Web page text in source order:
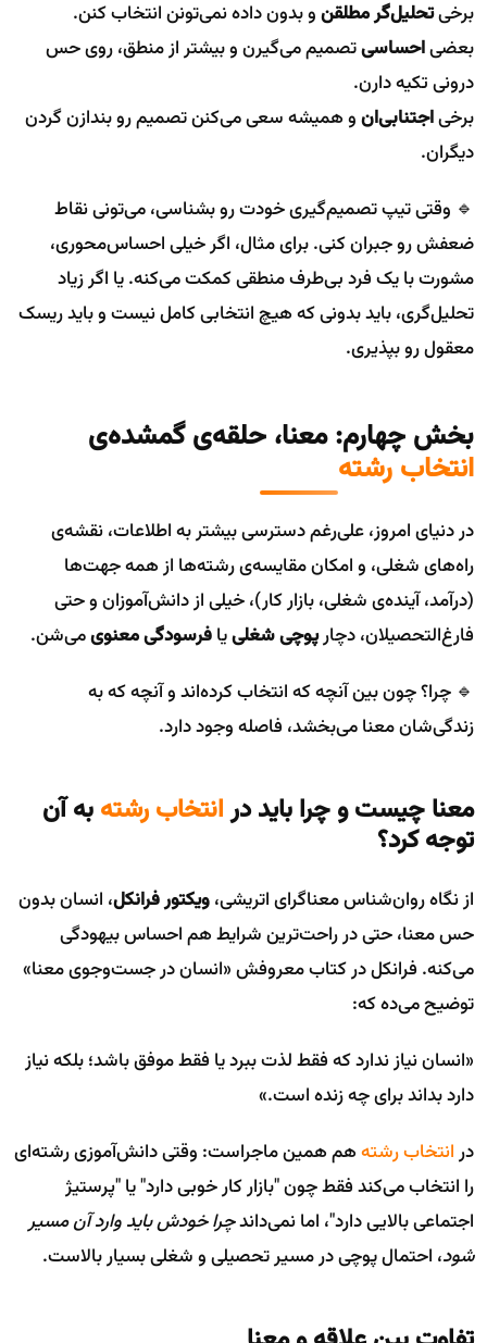
برخیتحلیل‌گر مطلقنو بدون داده نمی‌تونن انتخاب کنن.
بعضیاحساسیتصمیم می‌گیرن و بیشتر از منطق، روی حس
درونی تکیه دارن.
برخیاجتنابی‌انو همیشه سعی می‌کنن تصمیم رو بندازن گردن
دیگران.
🔹 وقتی تیپ تصمیم‌گیری خودت رو بشناسی، می‌تونی نقاط
ضعفش رو جبران کنی. برای مثال، اگر خیلی احساس‌محوری،
مشورت با یک فرد بی‌طرف منطقی کمکت می‌کنه. یا اگر زیاد
تحلیل‌گری، باید بدونی که هیچ انتخابی کامل نیست و باید ریسک
معقول رو بپذیری.
بخش چهارم: معنا، حلقه‌ی گمشده‌ی
انتخاب رشته
در دنیای امروز، علی‌رغم دسترسی بیشتر به اطلاعات، نقشه‌ی
راه‌های شغلی، و امکان مقایسه‌ی رشته‌ها از همه جهت‌ها
(درآمد، آینده‌ی شغلی، بازار کار)، خیلی از دانش‌آموزان و حتی
فارغ‌التحصیلان، دچارپوچی شغلییافرسودگی معنویمی‌شن.
🔹 چرا؟ چون بین آنچه که انتخاب کرده‌اند و آنچه که به
زندگی‌شان معنا می‌بخشد، فاصله وجود دارد.
معنا چیست و چرا باید درانتخاب رشتهبه آن
توجه کرد؟
از نگاه روان‌شناس معناگرای اتریشی،ویکتور فرانکل، انسان بدون
حس معنا، حتی در راحت‌ترین شرایط هم احساس بیهودگی
می‌کنه. فرانکل در کتاب معروفش «انسان در جست‌وجوی معنا»
توضیح می‌ده که:
«انسان نیاز ندارد که فقط لذت ببرد یا فقط موفق باشد؛ بلکه نیاز
دارد بداند برای چه زنده است.»
درانتخاب رشتههم همین ماجراست: وقتی دانش‌آموزی رشته‌ای
را انتخاب می‌کند فقط چون "بازار کار خوبی دارد" یا "پرستیژ
اجتماعی بالایی دارد"، اما نمی‌داندچرا خودش باید وارد آن مسیر
شود، احتمال پوچی در مسیر تحصیلی و شغلی بسیار بالاست.